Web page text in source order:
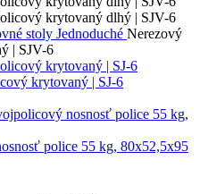
stoly Jednoduché Nerezový
| SJV-6
krytovaný | SJ-6
police 55 kg, 80x52,5x95